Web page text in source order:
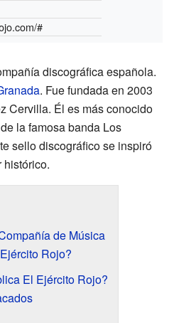
#
discográfica española.
. Fue fundada en 2003
Cervilla. Él es más conocido
la famosa banda Los
sello discográfico se inspiró
histórico.
de Música
Rojo?
El Ejército Rojo?